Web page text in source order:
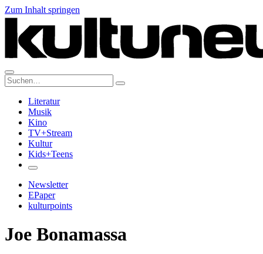
Zum Inhalt springen
Suche:
Literatur
Musik
Kino
TV+Stream
Kultur
Kids+Teens
Newsletter
EPaper
kulturpoints
Joe Bonamassa